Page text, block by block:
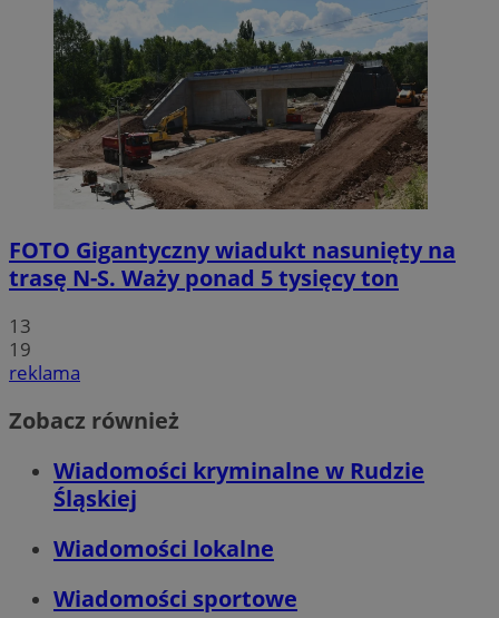
FOTO Gigantyczny wiadukt nasunięty na
trasę N-S. Waży ponad 5 tysięcy ton
13
19
reklama
Zobacz również
Wiadomości kryminalne w Rudzie
Śląskiej
Wiadomości lokalne
Wiadomości sportowe